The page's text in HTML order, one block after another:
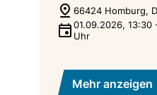
66424 Homburg,
01.09.2026, 13:30
Uhr
Mehr anzeigen